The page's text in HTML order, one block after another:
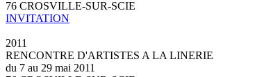
76 CROSVILLE-SUR-SCIE
INVITATION
2011
RENCONTRE D'ARTISTES A LA LINERIE
du 7 au 29 mai 2011